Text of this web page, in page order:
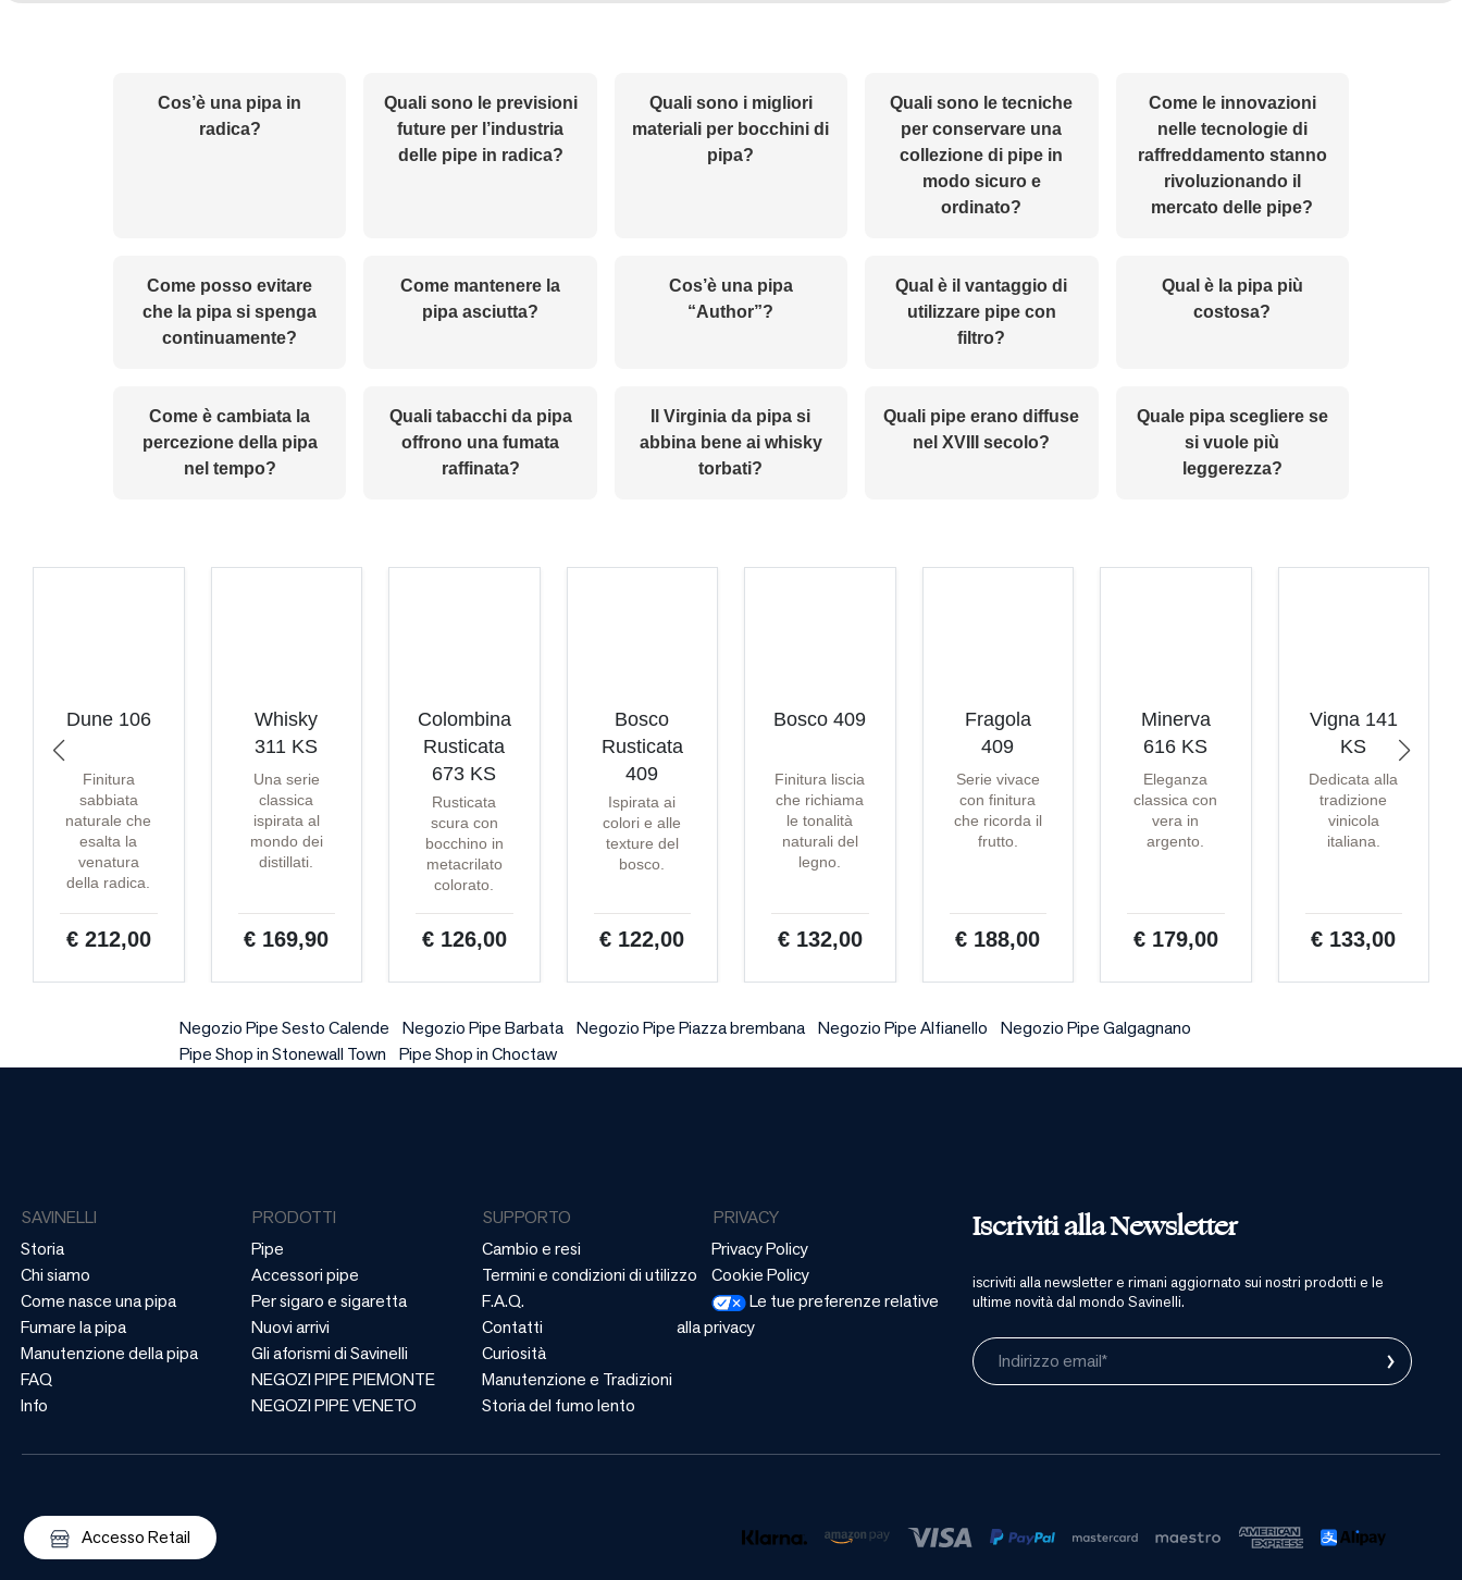
Cos’è una pipa in
radica?
Quali sono le previsioni
future per l’industria
delle pipe in radica?
Quali sono i migliori
materiali per bocchini di
pipa?
Quali sono le tecniche
per conservare una
collezione di pipe in
modo sicuro e
ordinato?
Come le innovazioni
nelle tecnologie di
raffreddamento stanno
rivoluzionando il
mercato delle pipe?
Come posso evitare
che la pipa si spenga
continuamente?
Come mantenere la
pipa asciutta?
Cos’è una pipa
“Author”?
Qual è il vantaggio di
utilizzare pipe con
filtro?
Qual è la pipa più
costosa?
Come è cambiata la
percezione della pipa
nel tempo?
Quali tabacchi da pipa
offrono una fumata
raffinata?
Il Virginia da pipa si
abbina bene ai whisky
torbati?
Quali pipe erano diffuse
nel XVIII secolo?
Quale pipa scegliere se
si vuole più
leggerezza?
Dune 106
Finitura
sabbiata
naturale che
esalta la
venatura
della radica.
€ 212,00
Whisky
311 KS
Una serie
classica
ispirata al
mondo dei
distillati.
€ 169,90
Colombina
Rusticata
673 KS
Rusticata
scura con
bocchino in
metacrilato
colorato.
€ 126,00
Bosco
Rusticata
409
Ispirata ai
colori e alle
texture del
bosco.
€ 122,00
Bosco 409
Finitura liscia
che richiama
le tonalità
naturali del
legno.
€ 132,00
Fragola
409
Serie vivace
con finitura
che ricorda il
frutto.
€ 188,00
Minerva
616 KS
Eleganza
classica con
vera in
argento.
€ 179,00
Vigna 141
KS
Dedicata alla
tradizione
vinicola
italiana.
€ 133,00
Negozio Pipe Sesto Calende Negozio Pipe Barbata Negozio Pipe Piazza brembana Negozio Pipe Alfianello
Negozio Pipe Galgagnano
Pipe Shop in Stonewall Town
Pipe Shop in Choctaw
Iscriviti alla Newsletter
iscriviti alla newsletter e rimani aggiornato sui nostri prodotti e le
ultime novità dal mondo Savinelli.
Indirizzo email* ›
SAVINELLI
Storia
Chi siamo
Come nasce una pipa
Fumare la pipa
Manutenzione della pipa
FAQ
Info
PRODOTTI
Pipe
Accessori pipe
Per sigaro e sigaretta
Nuovi arrivi
Gli aforismi di Savinelli
NEGOZI PIPE PIEMONTE
NEGOZI PIPE VENETO
SUPPORTO
Cambio e resi
Termini e condizioni di utilizzo
F.A.Q.
Contatti
Curiosità
Manutenzione e Tradizioni
Storia del fumo lento
PRIVACY
Privacy Policy
Cookie Policy
Le tue preferenze relative
alla privacy
Accesso Retail